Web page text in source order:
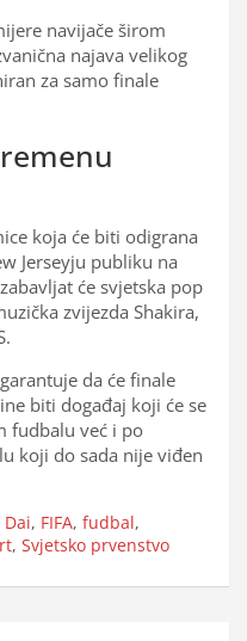
navijače širom
najava velikog
za samo finale
koja će biti odigrana
Jerseyju publiku na
će svjetska pop
zvijezda Shakira,
da će finale
biti događaj koji će se
fudbalu već i po
koji do sada nije viđen
Dai, FIFA, fudbal,
, Svjetsko prvenstvo